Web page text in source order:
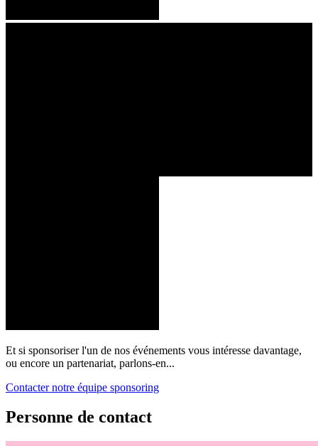
Et si sponsoriser l'un de nos événements vous intéresse davantage,
ou encore un partenariat, parlons-en...
Contacter notre équipe sponsoring
Personne de contact